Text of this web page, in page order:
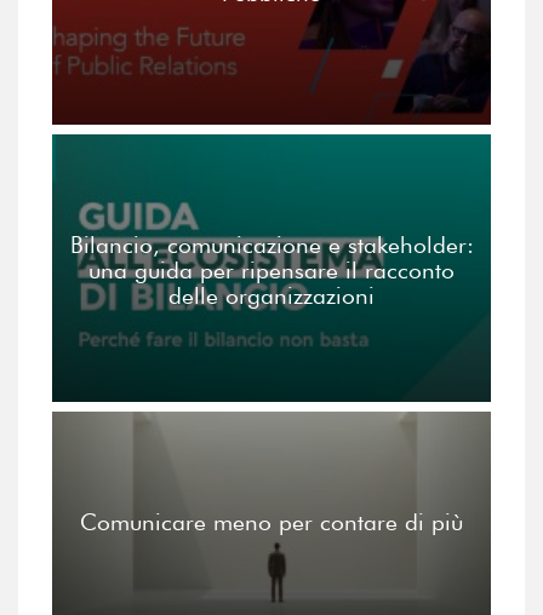
Bilancio, comunicazione e stakeholder:
una guida per ripensare il racconto
delle organizzazioni
Comunicare meno per contare di più